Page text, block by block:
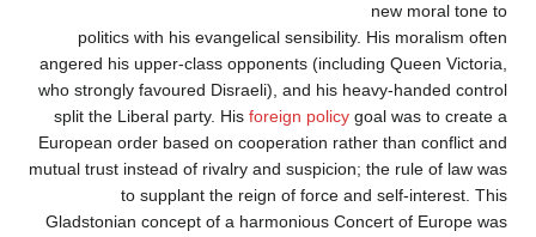
new moral tone to
politics with his evangelical sensibility. His moralism often
angered his upper-class opponents (including Queen Victoria,
who strongly favoured Disraeli), and his heavy-handed control
split the Liberal party. His foreign policy goal was to create a
European order based on cooperation rather than conflict and
mutual trust instead of rivalry and suspicion; the rule of law was
to supplant the reign of force and self-interest. This
Gladstonian concept of a harmonious Concert of Europe was